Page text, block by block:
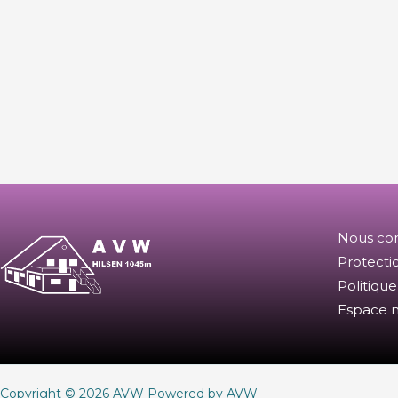
Nous
Espace
Copyright © 2026 AVW Powered by AVW